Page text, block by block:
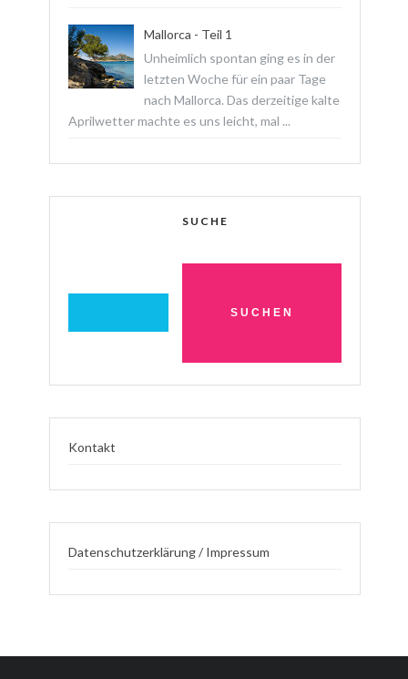
Mallorca - Teil 1
Unheimlich spontan ging es in der
letzten Woche für ein paar Tage
nach Mallorca. Das derzeitige kalte
Aprilwetter machte es uns leicht, mal ...
SUCHE
Kontakt
Datenschutzerklärung / Impressum